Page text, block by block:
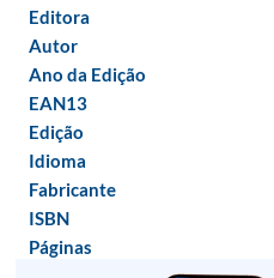
Editora
Autor
Ano da Edição
EAN13
Edição
Idioma
Fabricante
ISBN
Páginas